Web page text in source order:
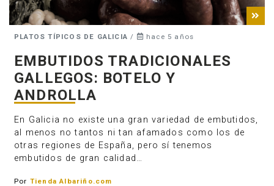
PLATOS TÍPICOS DE GALICIA / hace 5 años
EMBUTIDOS TRADICIONALES
GALLEGOS: BOTELO Y
ANDROLLA
En Galicia no existe una gran variedad de embutidos,
al menos no tantos ni tan afamados como los de
otras regiones de España, pero sí tenemos
embutidos de gran calidad…
Por Tienda Albariño.com